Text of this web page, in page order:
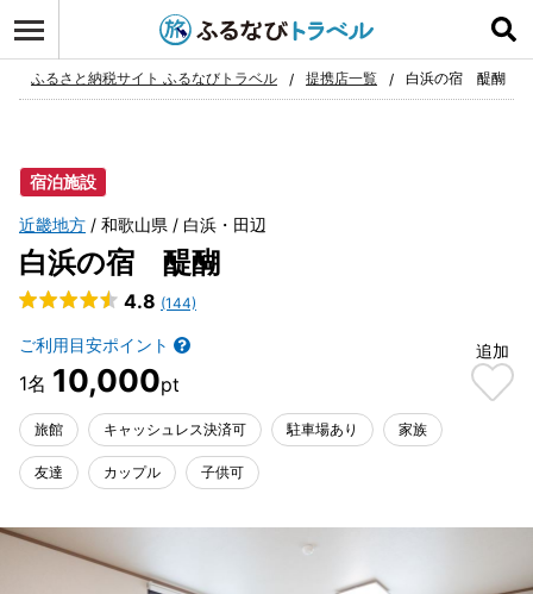
お気に入り
ふるさと納税サイト ふるなびトラベル 提携店一覧 白浜の宿 醍醐
宿泊施設
近畿地方 和歌山県 白浜・田辺
白浜の宿 醍醐
4.8 (144)
ご利用目安ポイント
10,000
追加
旅館 キャッシュレス決済可 駐車場あり 家族
友達 カップル 子供可